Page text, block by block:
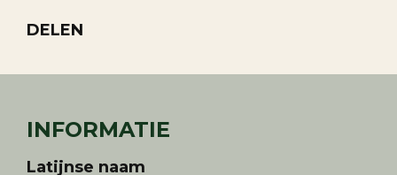
DELEN
INFORMATIE
Latijnse naam